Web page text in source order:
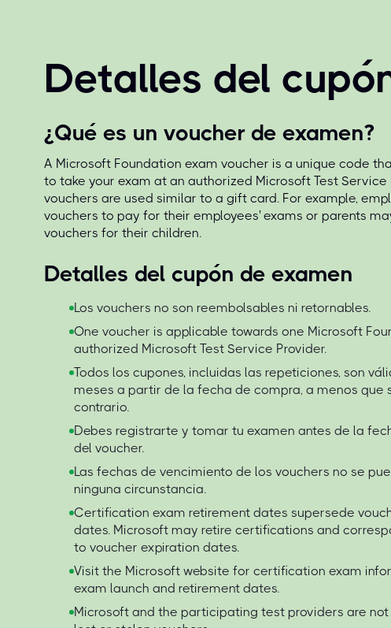
Detalles del
¿Qué es un voucher de examen?
A Microsoft Foundation exam voucher is a unique code
to take your exam at an authorized Microsoft Test Service
vouchers are used similar to a gift card. For example,
vouchers to pay for their employees' exams or parents
vouchers for their children.
Detalles del cupón de examen
Los vouchers no son reembolsables ni retornables.
One voucher is applicable towards one Microsoft
authorized Microsoft Test Service Provider.
Todos los cupones, incluidas las repeticiones, son
meses a partir de la fecha de compra, a menos que
contrario.
Debes registrarte y tomar tu examen antes de la
del voucher.
Las fechas de vencimiento de los vouchers no se
ninguna circunstancia.
Certification exam retirement dates supersede
dates. Microsoft may retire certifications and
to voucher expiration dates.
Visit the Microsoft website for certification exam
exam launch and retirement dates.
Microsoft and the participating test providers are